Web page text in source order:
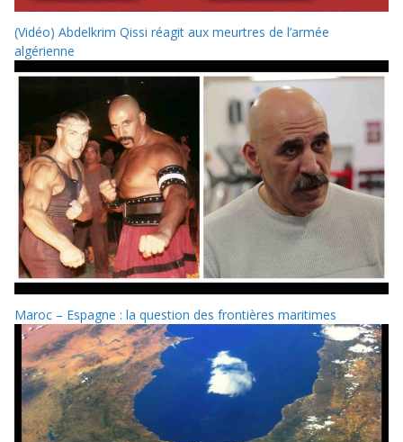
(Vidéo) Abdelkrim Qissi réagit aux meurtres de l’armée
algérienne
Maroc – Espagne : la question des frontières maritimes